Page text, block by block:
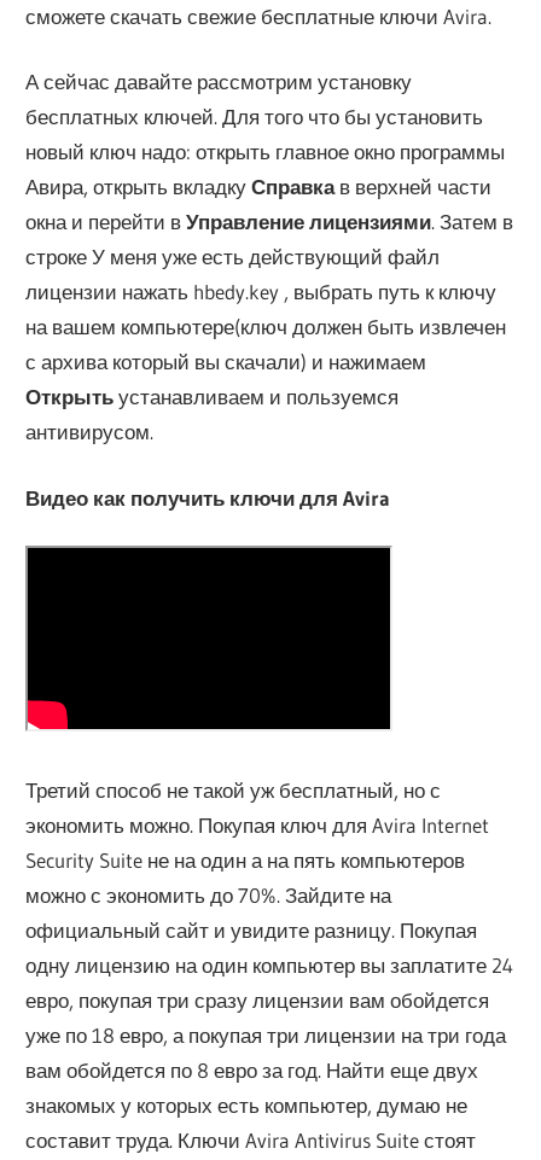
сможете скачать свежие бесплатные ключи Avira.
А сейчас давайте рассмотрим установку
бесплатных ключей. Для того что бы установить
новый ключ надо: открыть главное окно программы
Авира, открыть вкладкуСправкав верхней части
окна и перейти вУправление лицензиями. Затем в
строке У меня уже есть действующий файл
лицензии нажать hbedy.key , выбрать путь к ключу
на вашем компьютере(ключ должен быть извлечен
с архива который вы скачали) и нажимаем
Открытьустанавливаем и пользуемся
антивирусом.
Видео как получить ключи для Avira
Третий способ не такой уж бесплатный, но с
экономить можно. Покупая ключ для Avira Internet
Security Suite не на один а на пять компьютеров
можно с экономить до 70%. Зайдите на
официальный сайт и увидите разницу. Покупая
одну лицензию на один компьютер вы заплатите 24
евро, покупая три сразу лицензии вам обойдется
уже по 18 евро, а покупая три лицензии на три года
вам обойдется по 8 евро за год. Найти еще двух
знакомых у которых есть компьютер, думаю не
составит труда. Ключи Avira Antivirus Suite стоят